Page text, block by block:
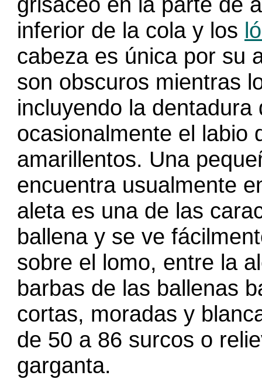
inferior de la cola y los
cabeza es única por su
son obscuros mientras
incluyendo la
ocasionalmente el labio
amarillentos. Una
encuentra usualmente
aleta es una de las
ballena y se ve
sobre el lomo, entre la
barbas de las ballenas
cortas, moradas y
de 50 a 86 surcos o
garganta.